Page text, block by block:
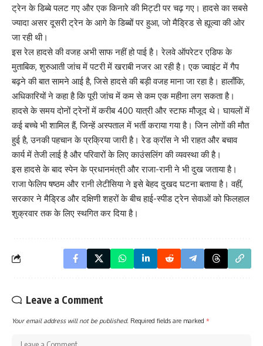
ट्रेन के डिब्बे पलट गए और एक किनारे की मिट्टी पर चढ़ गए। हादसे का सबसे
ज्यादा असर दूसरी ट्रेन के आगे के डिब्बों पर हुआ, जो मैड्रिड से ह्यूल्वा की ओर
जा रही थी।
इस रेल हादसे की वजह अभी साफ नहीं हो पाई है। रेलवे ऑपरेटर एडिफ के
मुताबिक, शुरुआती जांच में पटरी में खराबी नजर आ रही है। एक ज्वाइंट में गैप
बढ़ने की बात सामने आई है, जिसे हादसे की बड़ी वजह माना जा रहा है। हालाँकि,
अधिकारियों ने कहा है कि पूरी जांच में कम से कम एक महीना लग सकता है।
हादसे के समय दोनों ट्रेनों में करीब 400 यात्री और स्टाफ मौजूद थे। घायलों में
कई बच्चे भी शामिल हैं, जिन्हें अस्पताल में भर्ती कराया गया है। जिन लोगों की मौत
हुई है, उनकी पहचान के प्रक्रिया जारी है। रेड क्रॉस ने भी राहत और बचाव
कार्य में तेजी लाई है और परिवारों के लिए काउंसलिंग की व्यवस्था की है।
इस हादसे के बाद स्पेन के प्रधानमंत्री और राजा-रानी ने भी दुख जताया है।
राजा फेलिप षष्ठम और रानी लेटीसिया ने इसे बेहद दुखद घटना बताया है। वहीं,
सरकार ने मैड्रिड और दक्षिणी शहरों के बीच हाई-स्पीड ट्रेन सेवाओं को फिलहाल
शुक्रवार तक के लिए स्थगित कर दिया है।
Leave a Comment
Your email address will not be published. Required fields are marked *